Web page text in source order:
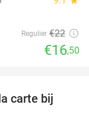
Regulier €22
€16,50
32%
carte bij